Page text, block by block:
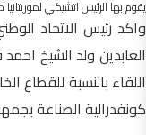
يقوم بها الرئيس اتشيكي لموريتانيا
واكد رئيس الاتحاد
العابدين ولد الشيخ
اللقاء بالنسبة للقطاع
كونفدرالية الصناعة